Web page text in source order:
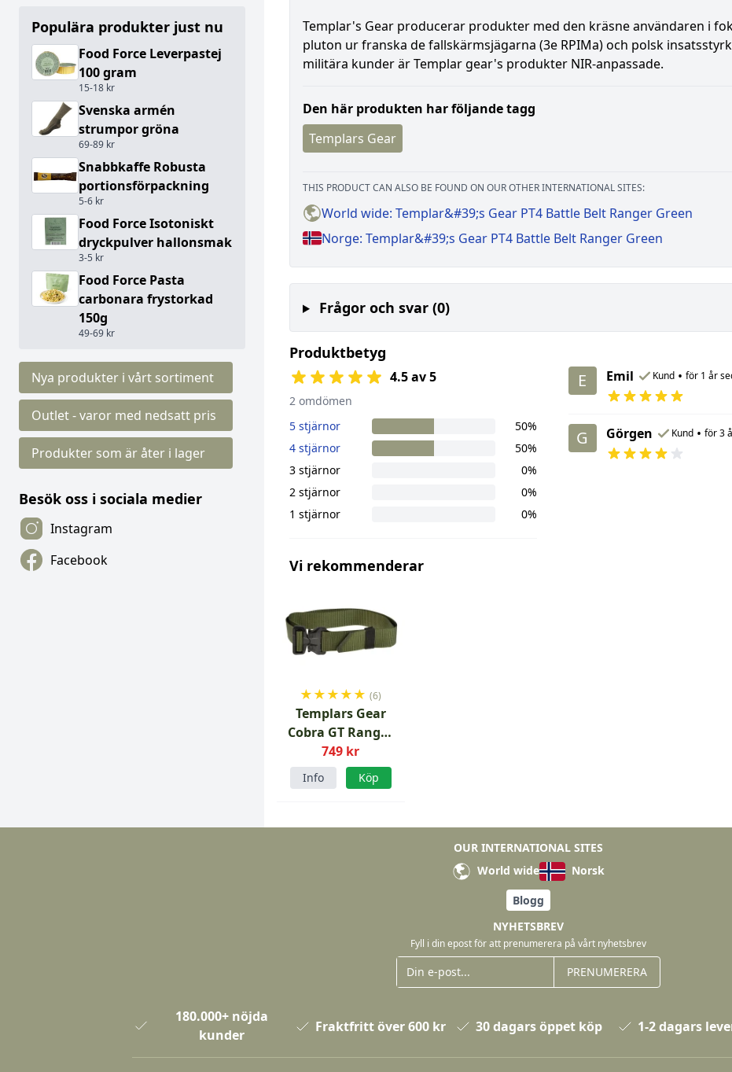
Populära produkter just nu
Food Force Leverpastej
100 gram
15-18 kr
Svenska armén
strumpor gröna
69-89 kr
Snabbkaffe Robusta
portionsförpackning
5-6 kr
Food Force Isotoniskt
dryckpulver hallonsmak
3-5 kr
Food Force Pasta
carbonara frystorkad
150g
49-69 kr
Nya produkter i vårt sortiment
Outlet - varor med nedsatt pris
Produkter som är åter i lager
Besök oss i sociala medier
Instagram
Facebook
Templar's Gear producerar produkter med den kräsne användaren i
pluton ur franska de fallskärmsjägarna (3e RPIMa) och polsk
militära kunder är Templar gear's produkter NIR-anpassade.
Den här produkten har följande tagg
Templars Gear
THIS PRODUCT CAN ALSO BE FOUND ON OUR OTHER INTERNATIONAL SITES:
World wide: Templar&#39;s Gear PT4 Battle Belt Ranger Green
Norge: Templar&#39;s Gear PT4 Battle Belt Ranger Green
Frågor och svar (0)
Produktbetyg
4.5 av 5
2 omdömen
5 stjärnor
50%
4 stjärnor
50%
3 stjärnor
0%
2 stjärnor
0%
1 stjärnor
0%
E Emil Kund • för 1 år
G Görgen Kund • för 3
Vi rekommenderar
★★★★★ (6)
Templars Gear
Cobra GT Ranger
Green
749 kr
Info Köp
OUR INTERNATIONAL SITES
World wide
Norsk
Blogg
NYHETSBREV
Fyll i din epost för att prenumerera på vårt nyhetsbrev
PRENUMERERA
180.000+ nöjda
kunder
Fraktfritt över 600 kr 30 dagars öppet köp 1-2 dagars